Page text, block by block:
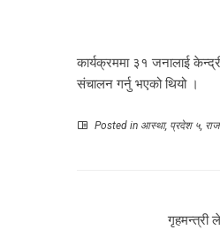
कार्यक्रममा ३१ जनालाई
संचालन गर्नु भएको थियो ।
Posted in आस्था, प्रदेश ५,
गृहमन्त्री